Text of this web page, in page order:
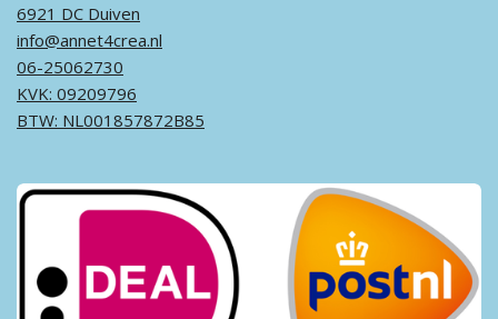
6921 DC Duiven
info@annet4crea.nl
06-25062730
KVK: 09209796
BTW: NL001857872B85